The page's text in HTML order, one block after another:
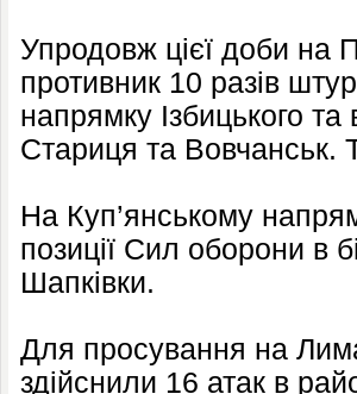
Упродовж цієї доби на
противник 10 разів
напрямку Ізбицького
Стариця та Вовчанськ.
На Куп’янському
позиції Сил оборони в
Шапківки.
Для просування на
здійснили 16 атак в